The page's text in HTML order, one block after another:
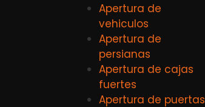
Apertura de
vehiculos
Apertura de
persianas
Apertura de cajas
fuertes
Apertura de puertas